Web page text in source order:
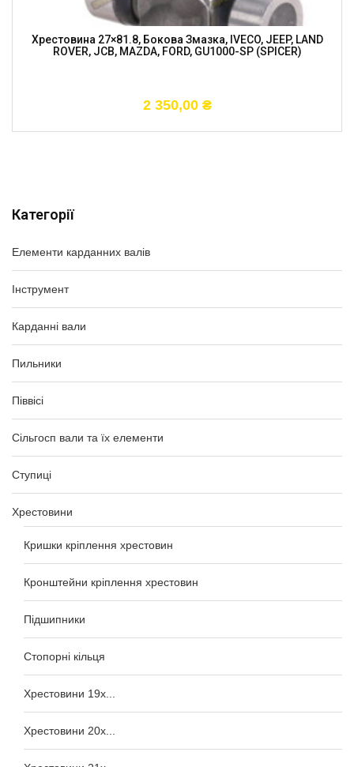
Категорії
Елементи карданних валів
Інструмент
Карданні вали
Пильники
Піввісі
Сільгосп вали та їх елементи
Ступиці
Хрестовини
Кришки кріплення хрестовин
Кронштейни кріплення хрестовин
Підшипники
Стопорні кільця
Хрестовини 19x...
Хрестовини 20x...
Хрестовина 27×81.8, Бокова Змазка, IVECO, JEEP, LAND
ROVER, JCB, MAZDA, FORD, GU1000-SP (SPICER)
2 350,00 ₴